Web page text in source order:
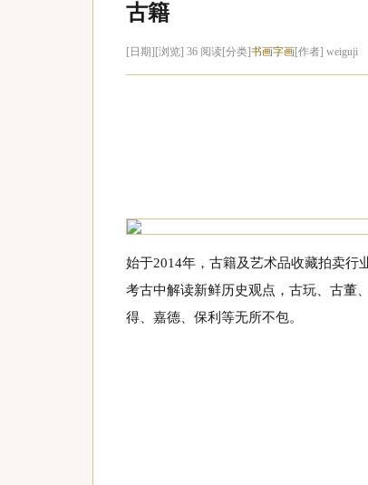
古籍
[日期] [浏览] 36 阅读 [分类]书画字画[作者] weiguji
始于2014年，古籍及艺术品收藏拍卖行
考古中解读新鲜历史观点，古玩、古董
得、嘉德、保利等无所不包。